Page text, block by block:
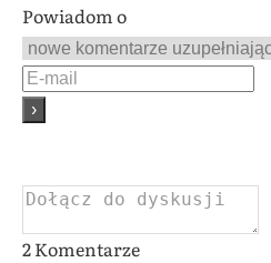
Powiadom o
2Komentarze